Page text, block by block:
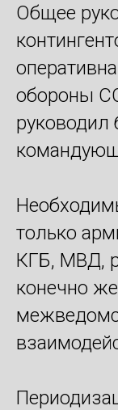
Общее
обороны
руководил
только
КГБ, МВД,
конечно